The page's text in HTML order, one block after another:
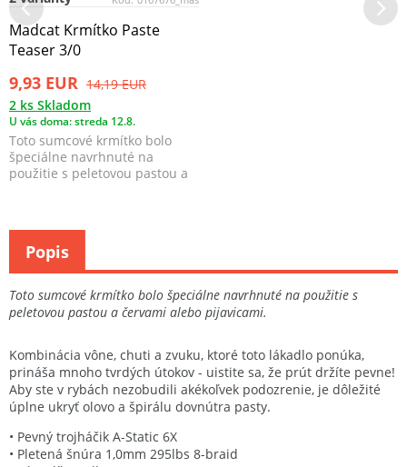
Madcat Krmítko Paste
Teaser 3/0
9,93 EUR 14,19 EUR
2 ks Skladom
U vás doma: streda 12.8.
Toto sumcové krmítko bolo
špeciálne navrhnuté na
použitie s peletovou pastou a
Toto sumcové krmítko bolo špeciálne navrhnuté na použitie s
peletovou pastou a červami alebo pijavicami.
Kombinácia vône, chuti a zvuku, ktoré toto lákadlo ponúka,
prináša mnoho tvrdých útokov - uistite sa, že prút držíte pevne!
Aby ste v rybách nezobudili akékoľvek podozrenie, je dôležité
úplne ukryť olovo a špirálu dovnútra pasty.
• Pevný trojháčik A-Static 6X
• Pletená šnúra 1,0mm 295lbs 8-braid
Popis